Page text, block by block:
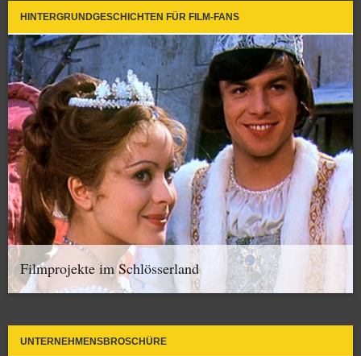
HINTERGRUNDGESCHICHTEN FÜR FILM-FANS
Filmprojekte im Schlösserland
UNTERNEHMENSBROSCHÜRE